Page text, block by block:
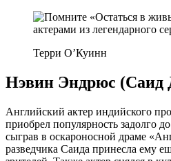
Терри О’Куинн
Нэвин Эндрюс (Саид
Английский актер индийского
приобрел популярность задолго
сыграв в оскароносной драме
разведчика Саида принесла ему